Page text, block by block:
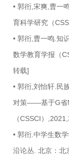
• 郭衎,宋爽,曹一
育科学研究（
• 郭衎,曹一鸣.知
数学教育学报（
转载]
• 郭衎,刘怡轩.民
对策——基于G省
（CSSCI）
• 郭衎.中学生数
沿论丛. 北京：北